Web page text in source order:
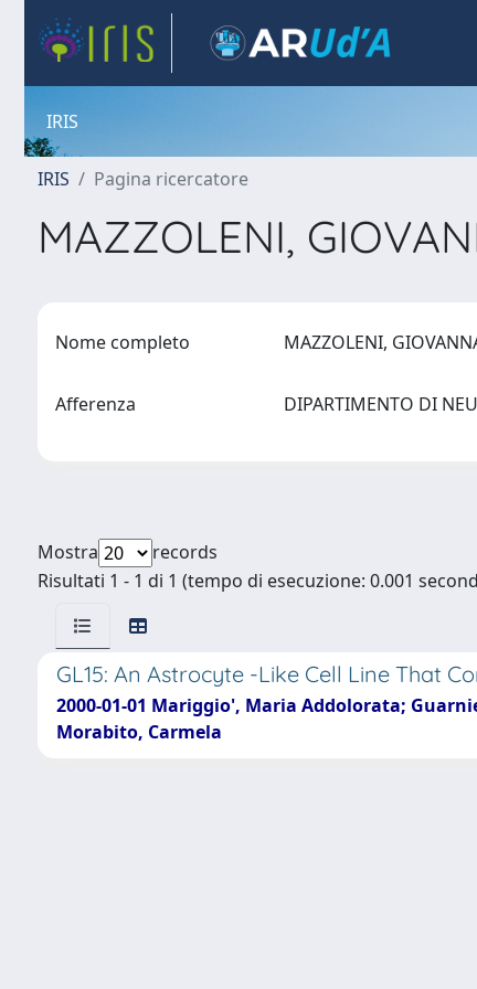
IRIS
IRIS Pagina ricercatore
MAZZOLENI,
Nome completo MAZZOLENI,
Afferenza DIPARTIMENTO DI
Mostra
records
Risultati 1 - 1 di 1 (tempo di esecuzione: 0.001
GL15: An Astrocyte -Like Cell Line That
2000-01-01 Mariggio', Maria Addolorata;
Morabito, Carmela